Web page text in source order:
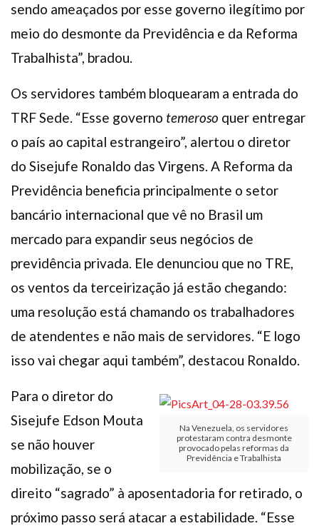
sendo ameaçados por esse governo ilegítimo por
meio do desmonte da Previdência e da Reforma
Trabalhista”, bradou.
Os servidores também bloquearam a entrada do
TRF Sede. “Esse governo temeroso quer entregar
o país ao capital estrangeiro”, alertou o diretor
do Sisejufe Ronaldo das Virgens. A Reforma da
Previdência beneficia principalmente o setor
bancário internacional que vê no Brasil um
mercado para expandir seus negócios de
previdência privada. Ele denunciou que no TRE,
os ventos da terceirização já estão chegando:
uma resolução está chamando os trabalhadores
de atendentes e não mais de servidores. “E logo
isso vai chegar aqui também”, destacou Ronaldo.
Na Venezuela, os servidores
protestaram contra desmonte
provocado pelas reformas da
Previdência e Trabalhista
Para o diretor do
Sisejufe Edson Mouta
se não houver
mobilização, se o
direito “sagrado” à aposentadoria for retirado, o
próximo passo será atacar a estabilidade. “Esse